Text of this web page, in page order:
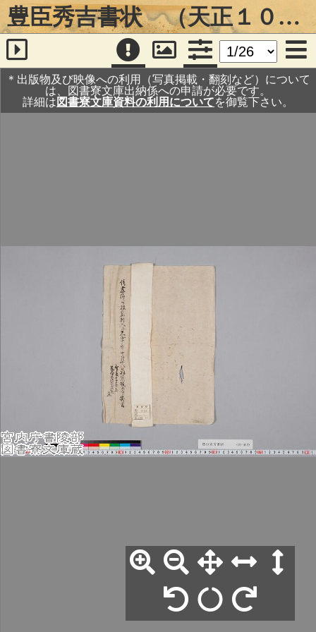
豊臣秀吉書状 （天正１０年１０月１８日・斎藤玄蕃・岡本太郎右衛門宛）
＊出版物及び映像への利用（写真掲載・翻刻など）について
は、図書寮文庫出納係への申請が必要です。
詳細は 図書寮文庫資料の利用についてを御覧下さい。